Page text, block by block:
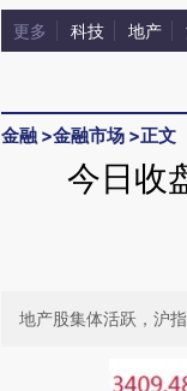
更多 科技 地产
金融 >金融市场 >正文
今日收
地产股集体活跃，沪